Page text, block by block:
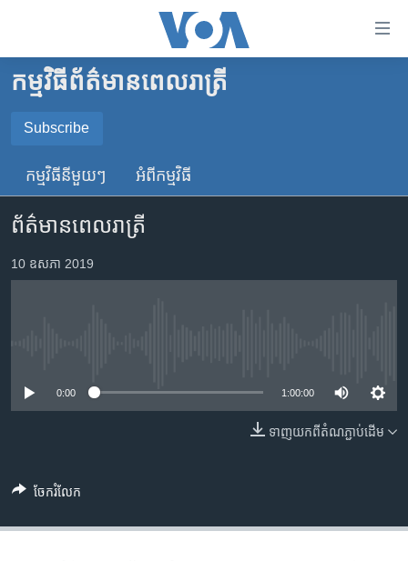
គេហទំព័រ​
ទាក់ទង
រំលង​
ទំព័រ​
ព័ត៌មាន​​
តែ​
ម្តង
រចនា
ចូល​
កម្ពុជា
អន្តរជាតិ
ចិន
ហេឡូវីអូអេ
កម្ពុជាច្នៃប្រតិដ្ឋ
កម្មវិធីទាំងអស់
បណ្តាញ​សង្គម
កម្មវិធី​ព័ត៌មាន​ពេលរាត្រី
Subscribe
SUBSCRIBE
YouTube Music
កម្មវិធី​នីមួយៗ អំពី​កម្មវិធី​
ព័ត៌មានពេលរាត្រី
10 ឧសភា 2019
0:00 1:00:00
ទាញ​យក​ពី​តំណភ្ជាប់​ដើម
ចែករំលែក